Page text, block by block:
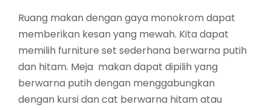
Ruang makan dengan gaya monokrom dapat
memberikan kesan yang mewah. Kita dapat
memilih furniture set sederhana berwarna putih
dan hitam. Meja makan dapat dipilih yang
berwarna putih dengan menggabungkan
dengan kursi dan cat berwarna hitam atau